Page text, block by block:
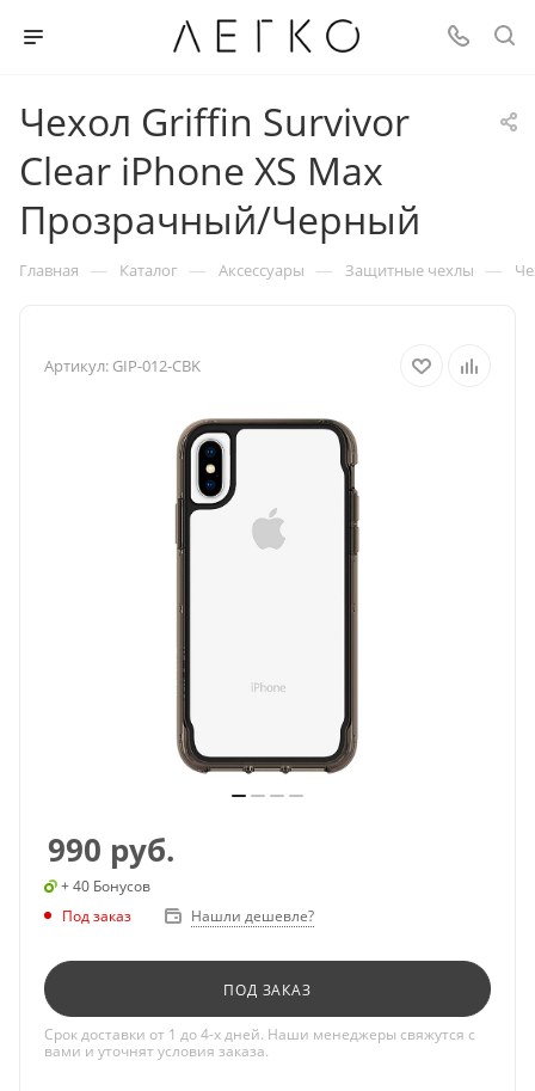
Чехол Griffin Survivor
Clear iPhone XS Max
Прозрачный/Черный
Главная — Каталог — Аксессуары — Защитные чехлы —
Артикул: GIP-012-CBK
990 руб.
+ 40 Бонусов
Под заказ
Нашли дешевле?
ПОД ЗАКАЗ
Срок доставки от 1 до 4-х дней. Наши менеджеры свяжутся с
вами и уточнят условия заказа.